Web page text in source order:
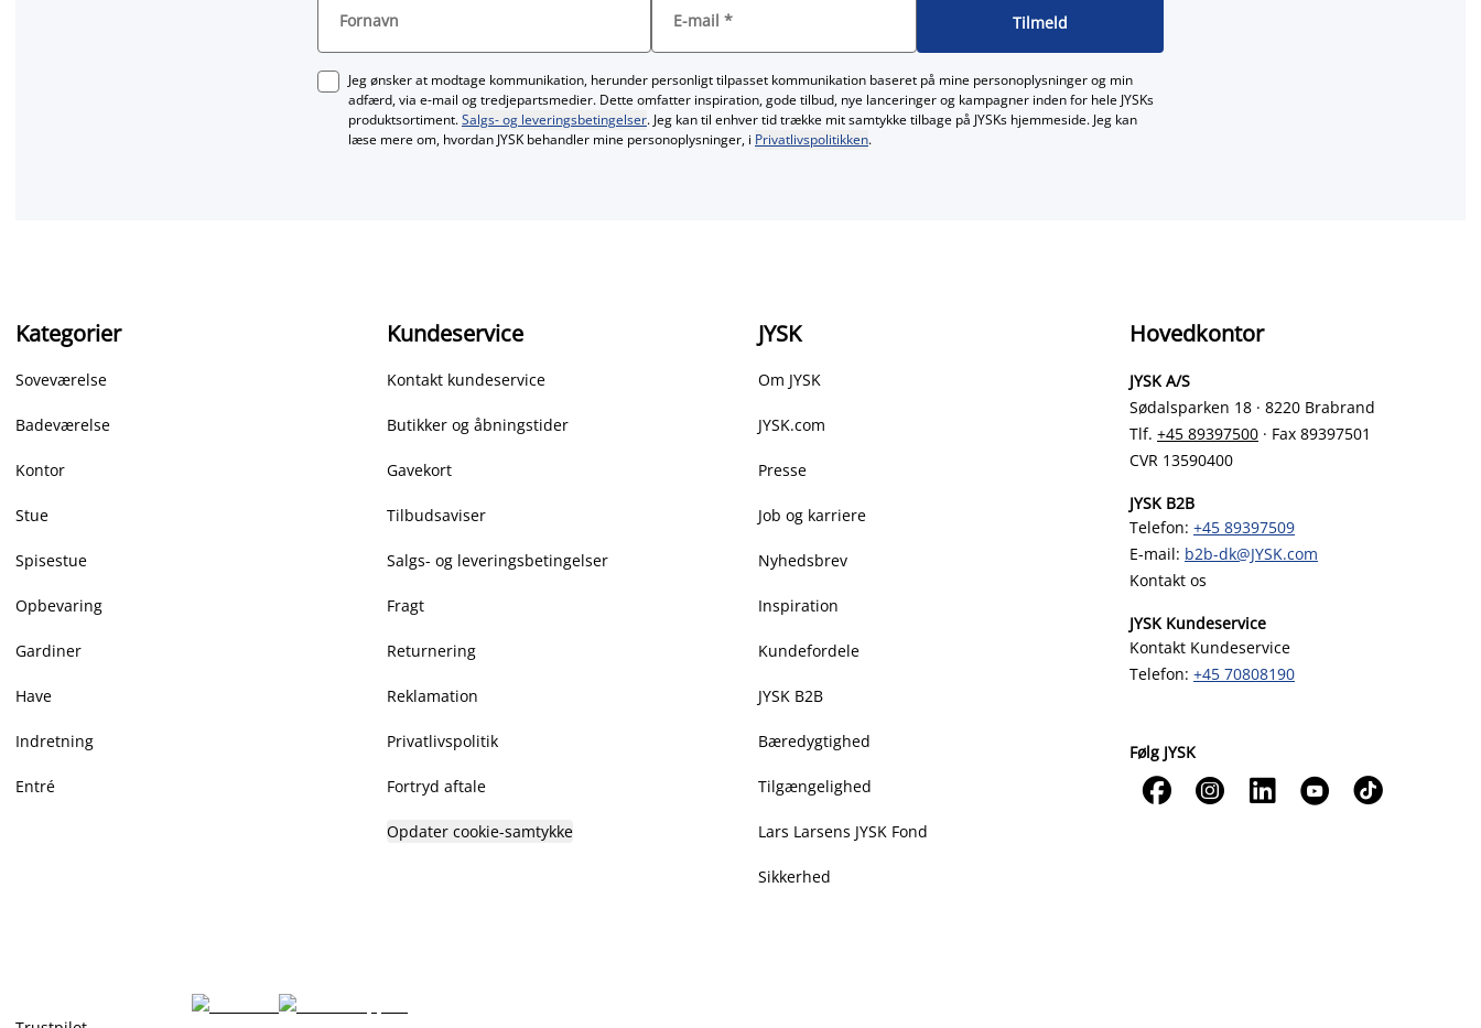
Fornavn E-mail * Tilmeld
Jeg ønsker at modtage kommunikation, herunder personligt tilpasset kommunikation baseret på mine personoplysninger og min
adfærd, via e‑mail og tredjepartsmedier. Dette omfatter inspiration, gode tilbud, nye lanceringer og kampagner inden for hele JYSKs
produktsortiment.Salgs- og leveringsbetingelser. Jeg kan til enhver tid trække mit samtykke tilbage på JYSKs hjemmeside. Jeg kan
læse mere om, hvordan JYSK behandler mine personoplysninger, i Privatlivspolitikken.
Kategorier
Soveværelse
Badeværelse
Kontor
Stue
Spisestue
Opbevaring
Gardiner
Have
Indretning
Entré
Kundeservice
Kontakt kundeservice
Butikker og åbningstider
Gavekort
Tilbudsaviser
Salgs- og leveringsbetingelser
Fragt
Returnering
Reklamation
Privatlivspolitik
Fortryd aftale
Opdater cookie-samtykke
JYSK
Om JYSK
JYSK.com
Presse
Job og karriere
Nyhedsbrev
Inspiration
Kundefordele
JYSK B2B
Bæredygtighed
Tilgængelighed
Lars Larsens JYSK Fond
Sikkerhed
Hovedkontor
JYSK A/S
Sødalsparken 18 · 8220 Brabrand
Tlf. +45 89397500 · Fax 89397501
CVR 13590400
JYSK B2B
Telefon: +45 89397509
E-mail: b2b-dk@JYSK.com
Kontakt os
JYSK Kundeservice
Kontakt Kundeservice
Telefon: +45 70808190
Følg JYSK
    